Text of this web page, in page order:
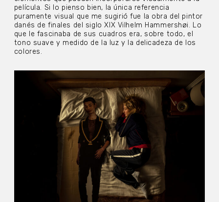
película. Si lo pienso bien, la única referencia
puramente visual que me sugirió fue la obra del pintor
danés de finales del siglo XIX Vilhelm Hammershøi. Lo
que le fascinaba de sus cuadros era, sobre todo, el
tono suave y medido de la luz y la delicadeza de los
colores.